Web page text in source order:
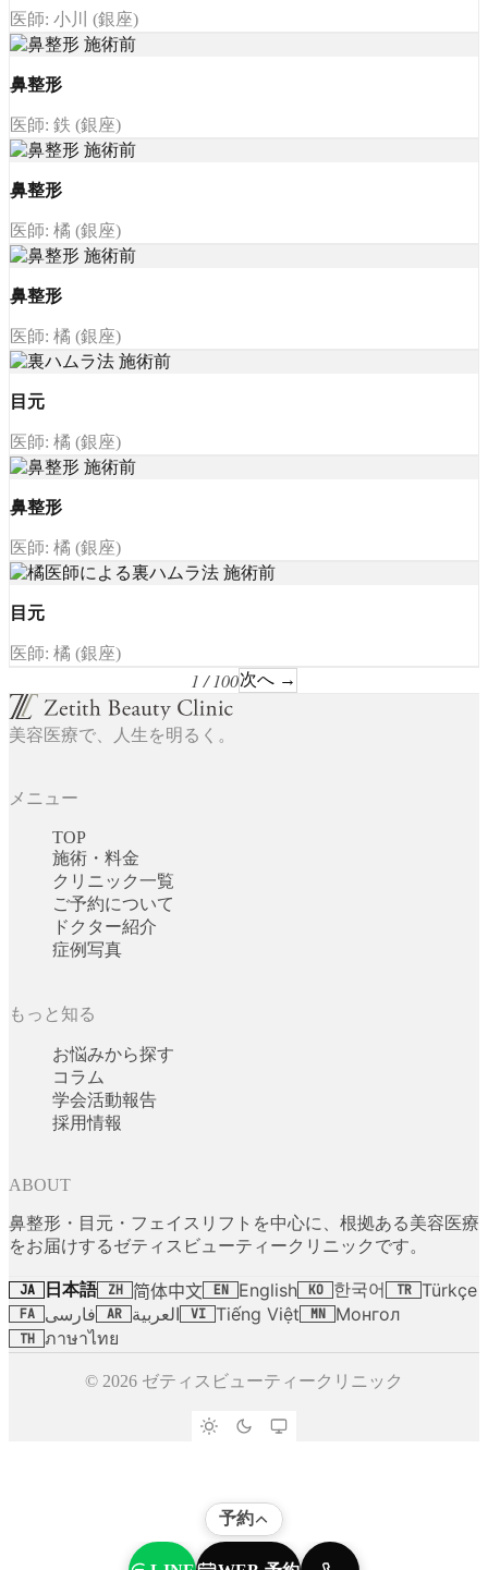
医師: 小川 (銀座)
鼻整形
医師: 鉄 (銀座)
鼻整形
医師: 橘 (銀座)
鼻整形
医師: 橘 (銀座)
目元
医師: 橘 (銀座)
鼻整形
医師: 橘 (銀座)
目元
医師: 橘 (銀座)
1 / 100次へ →
美容医療で、人生を明るく。
メニュー
TOP
施術・料金
クリニック一覧
ご予約について
ドクター紹介
症例写真
もっと知る
お悩みから探す
コラム
学会活動報告
採用情報
ABOUT
鼻整形・目元・フェイスリフトを中心に、根拠ある美容医療
をお届けするゼティスビューティークリニックです。
JA 日本語 ZH 简体中文 EN English KO 한국어 TR Türkçe
FA فارسی AR العربية VI Tiếng Việt MN Монгол
TH ภาษาไทย
© 2026 ゼティスビューティークリニック
予約